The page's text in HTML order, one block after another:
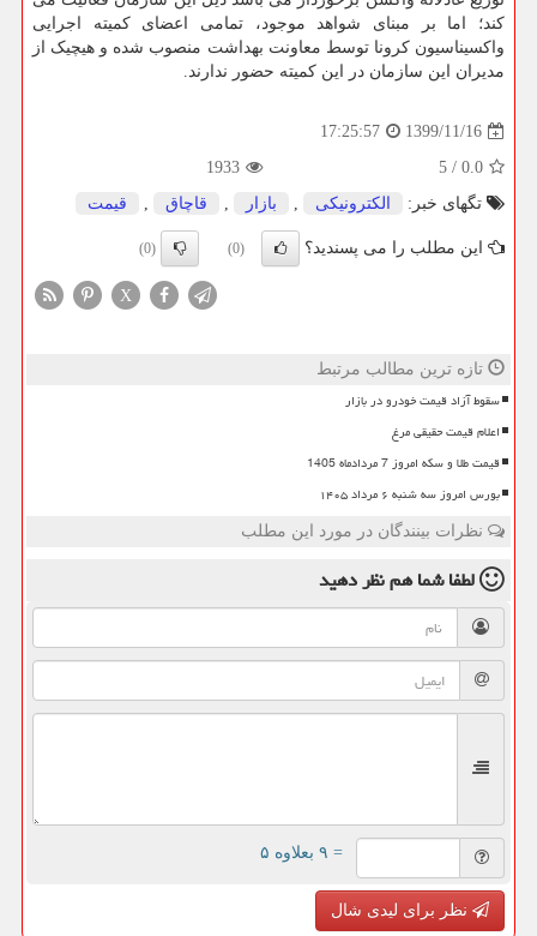
کند؛ اما بر مبنای شواهد موجود، تمامی اعضای کمیته اجرایی
واکسیناسیون کرونا توسط معاونت بهداشت منصوب شده و هیچیک از
مدیران این سازمان در این کمیته حضور ندارند.
1399/11/16
17:25:57
0.0
/
5
1933
تگهای خبر:
الكترونیكی , بازار , قاچاق , قیمت
این مطلب را می پسندید؟ (0)
(0)
X
تازه ترین مطالب مرتبط
سقوط آزاد قیمت خودرو در بازار
اعلام قیمت حقیقی مرغ
قیمت طلا و سکه امروز 7 مردادماه 1405
بورس امروز سه شنبه ۶ مرداد ۱۴۰۵
نظرات بینندگان در مورد این مطلب
لطفا شما همنظر دهید
= ۹ بعلاوه ۵
نظر برای لیدی شال